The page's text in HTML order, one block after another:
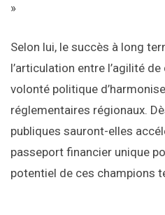
»
Selon lui, le succès à long
l’articulation entre l’agilité
volonté politique
réglementaires régionaux.
publiques sauront-elles
passeport financier unique
potentiel de ces champions